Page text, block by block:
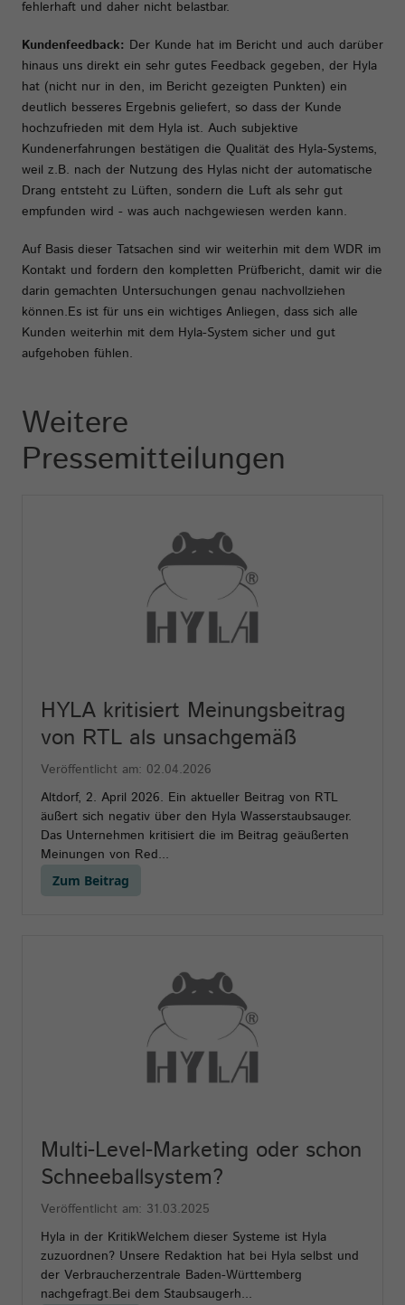
fehlerhaft und daher nicht belastbar.
Kundenfeedback: Der Kunde hat im Bericht und auch darüber
hinaus uns direkt ein sehr gutes Feedback gegeben, der Hyla
hat (nicht nur in den, im Bericht gezeigten Punkten) ein
deutlich besseres Ergebnis geliefert, so dass der Kunde
hochzufrieden mit dem Hyla ist. Auch subjektive
Kundenerfahrungen bestätigen die Qualität des Hyla-Systems,
weil z.B. nach der Nutzung des Hylas nicht der automatische
Drang entsteht zu Lüften, sondern die Luft als sehr gut
empfunden wird - was auch nachgewiesen werden kann.
Auf Basis dieser Tatsachen sind wir weiterhin mit dem WDR im
Kontakt und fordern den kompletten Prüfbericht, damit wir die
darin gemachten Untersuchungen genau nachvollziehen
können.Es ist für uns ein wichtiges Anliegen, dass sich alle
Kunden weiterhin mit dem Hyla-System sicher und gut
aufgehoben fühlen.
Weitere
Pressemitteilungen
HYLA kritisiert Meinungsbeitrag
von RTL als unsachgemäß
Veröffentlicht am: 02.04.2026
Altdorf, 2. April 2026. Ein aktueller Beitrag von RTL
äußert sich negativ über den Hyla Wasserstaubsauger.
Das Unternehmen kritisiert die im Beitrag geäußerten
Meinungen von Red...
Zum Beitrag
Multi-Level-Marketing oder schon
Schneeballsystem?
Veröffentlicht am: 31.03.2025
Hyla in der KritikWelchem dieser Systeme ist Hyla
zuzuordnen? Unsere Redaktion hat bei Hyla selbst und
der Verbraucherzentrale Baden-Württemberg
nachgefragt.Bei dem Staubsaugerh...